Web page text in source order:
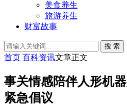
美食养生
旅游养生
财富故事
搜 索
首页 百科资讯文章正文
事关情感陪伴人形机
紧急倡议